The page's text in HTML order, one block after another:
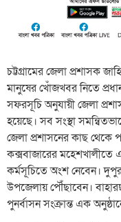
চট্টগ্রামের জেলা প্রশাসক
মানুষের খোঁজখবর নিতে
সফরসূচি অনুযায়ী জেলা
হয়েছে। সব সংস্থা
জেলা প্রশাসনের কাছ থেকে
কক্সবাজারের মহেশখালীতে
কর্মসূচিতে অংশ নেবেন। দুপুর
উপজেলায় পৌঁছাবেন।
পুনর্বাসন সংক্রান্ত এক